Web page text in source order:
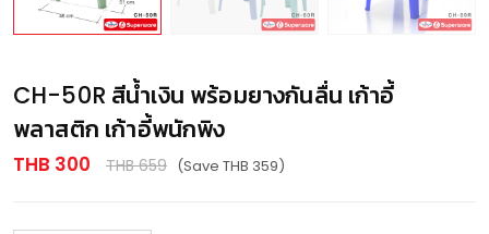
CH-50R สีน้ำเงิน พร้อมยางกันลื่น เก้าอี้
พลาสติก เก้าอี้พนักพิง
THB 300 THB 659 (Save THB 359)